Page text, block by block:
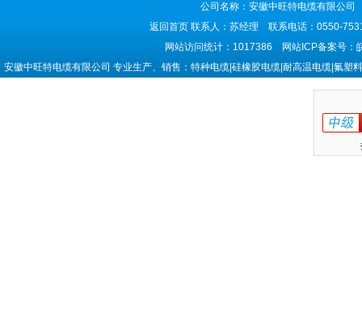
公司名称：安徽中旺特电缆有限公
返回首页 联系人：苏经理 联系电话：0550-
网站访问统计：1017386 网站ICP备案号：
安徽中旺特电缆有限公司 专业生产、销售：特种电缆|硅橡胶电缆|耐高温电缆|氟